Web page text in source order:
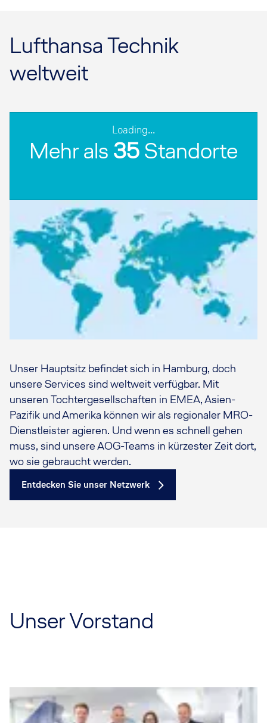
Lufthansa Technik
weltweit
Loading...
Mehr als 35Standorte
Unser Hauptsitz befindet sich in Hamburg, doch
unsere Services sind weltweit verfügbar. Mit
unseren Tochtergesellschaften in EMEA, Asien-
Pazifik und Amerika können wir als regionaler MRO-
Dienstleister agieren. Und wenn es schnell gehen
muss, sind unsere AOG-Teams in kürzester Zeit dort,
wo sie gebraucht werden.
Entdecken Sie unser Netzwerk
Unser Vorstand